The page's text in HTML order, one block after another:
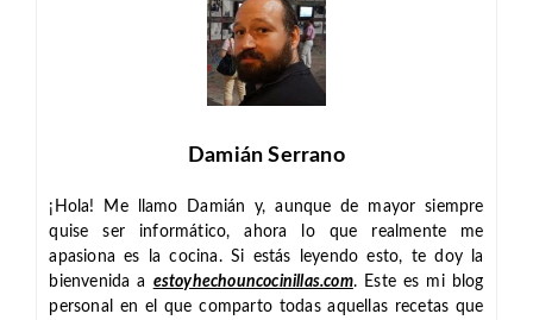
Damián Serrano
¡Hola! Me llamo Damián y, aunque de mayor siempre
quise ser informático, ahora lo que realmente me
apasiona es la cocina. Si estás leyendo esto, te doy la
bienvenida a estoyhechouncocinillas.com. Este es mi blog
personal en el que comparto todas aquellas recetas que